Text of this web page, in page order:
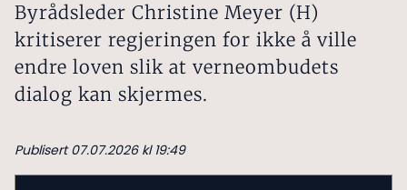
Byrådsleder Christine Meyer (H)
kritiserer regjeringen for ikke å ville
endre loven slik at verneombudets
dialog kan skjermes.
Publisert 07.07.2026 kl 19:49